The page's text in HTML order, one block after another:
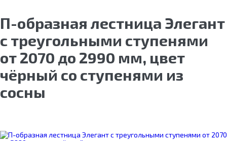
П-образная лестница Элегант
с треугольными ступенями
от 2070 до 2990 мм, цвет
чёрный со ступенями из
сосны